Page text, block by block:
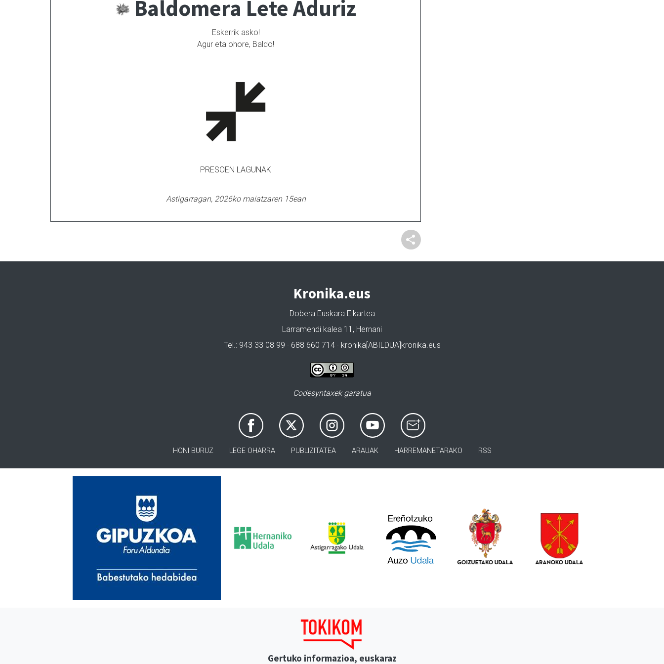
Baldomera Lete Aduriz
Eskerrik asko!
Agur eta ohore, Baldo!
PRESOEN LAGUNAK
Astigarragan, 2026ko maiatzaren 15ean
Kronika.eus
Dobera Euskara Elkartea
Larramendi kalea 11, Hernani
Tel.: 943 33 08 99 · 688 660 714 · kronika[ABILDUA]kronika.eus
Codesyntaxek garatua
HONI BURUZ LEGE OHARRA PUBLIZITATEA ARAUAK HARREMANETARAKO RSS
Gertuko informazioa, euskaraz